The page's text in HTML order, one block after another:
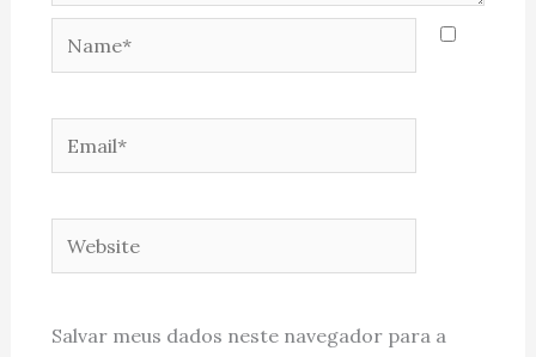
Name*
Email*
Website
Salvar meus dados neste navegador para a